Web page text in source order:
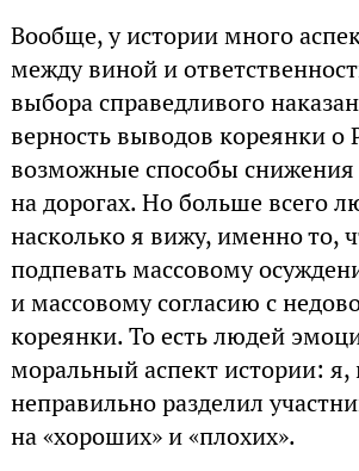
Вообще, у истории много
между виной и
выбора справедливого
верность выводов кореянки о
возможные способы снижения
на дорогах. Но больше всего
насколько я вижу, именно то,
подпевать массовому
и массовому согласию с
кореянки. То есть людей
моральный аспект истории:
неправильно разделил
на «хороших» и «плохих».